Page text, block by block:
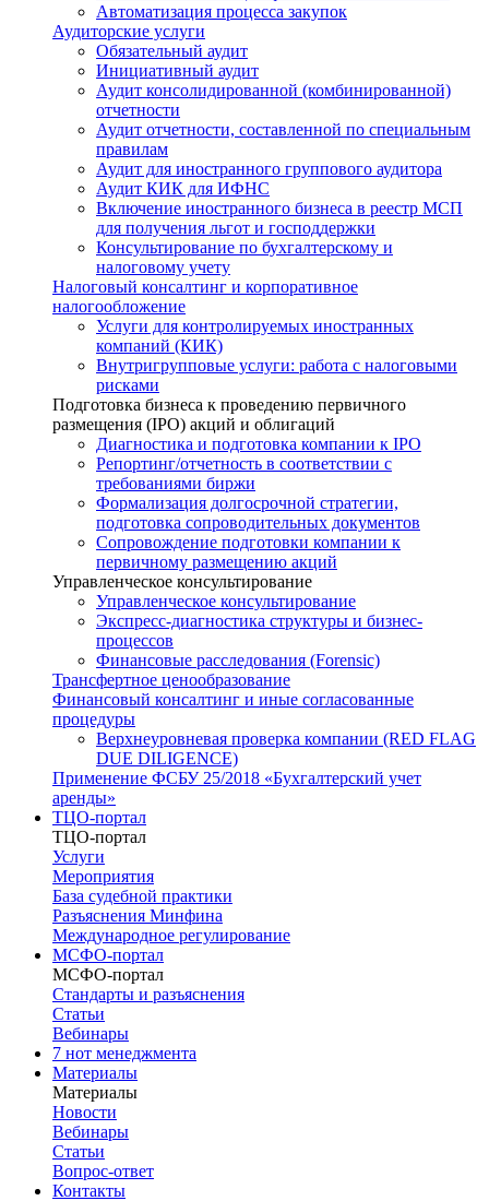
Автоматизация процесса закупок
Аудиторские услуги
Обязательный аудит
Инициативный аудит
Аудит консолидированной (комбинированной)
отчетности
Аудит отчетности, составленной по специальным
правилам
Аудит для иностранного группового аудитора
Аудит КИК для ИФНС
Включение иностранного бизнеса в реестр МСП
для получения льгот и господдержки
Консультирование по бухгалтерскому и
налоговому учету
Налоговый консалтинг и корпоративное
налогообложение
Услуги для контролируемых иностранных
компаний (КИК)
Внутригрупповые услуги: работа с налоговыми
рисками
Подготовка бизнеса к проведению первичного
размещения (IPO) акций и облигаций
Диагностика и подготовка компании к IPO
Репортинг/отчетность в соответствии с
требованиями биржи
Формализация долгосрочной стратегии,
подготовка сопроводительных документов
Сопровождение подготовки компании к
первичному размещению акций
Управленческое консультирование
Управленческое консультирование
Экспресс-диагностика структуры и бизнес-
процессов
Финансовые расследования (Forensic)
Трансфертное ценообразование
Финансовый консалтинг и иные согласованные
процедуры
Верхнеуровневая проверка компании (RED FLAG
DUE DILIGENCE)
Применение ФСБУ 25/2018 «Бухгалтерский учет
аренды»
ТЦО-портал
ТЦО-портал
Услуги
Мероприятия
База судебной практики
Разъяснения Минфина
Международное регулирование
МСФО-портал
МСФО-портал
Стандарты и разъяснения
Статьи
Вебинары
7 нот менеджмента
Материалы
Материалы
Новости
Вебинары
Статьи
Вопрос-ответ
Контакты